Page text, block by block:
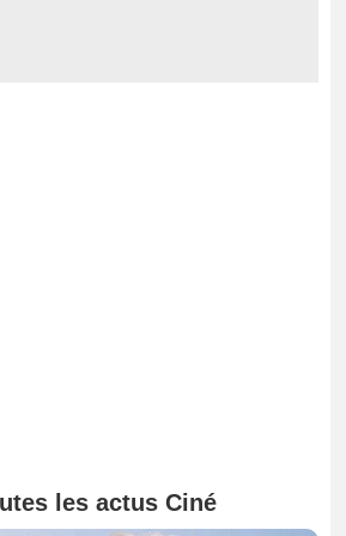
les actus Ciné